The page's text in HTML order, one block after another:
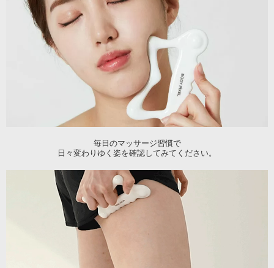
毎日のマッサージ習慣で
日々変わりゆく姿を確認してみてください。